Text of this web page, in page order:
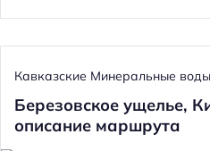
Кавказские Минеральные воды
Березовское ущелье,
описание маршрута